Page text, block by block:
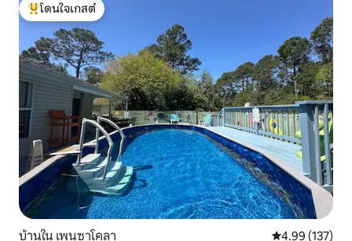
โดนใจเกสต์ที่สุด
โดนใจเกสต์
บ้านใน เพนซาโคลา คะแนนเฉลี่ย
4.99 (137)